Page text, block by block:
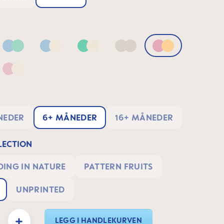
Blue & GreenBlue & NeutralGreen & Neutral
Neutral Pink & Apricot
Pink & Neutral
6+ MÅNEDER 16+ MÅNEDER
IN NATURE PATTERN FRUITS
UNPRINTED
Enter the desired amount or use the buttons to increase or decrease the
LEGG I HANDLEKURVEN